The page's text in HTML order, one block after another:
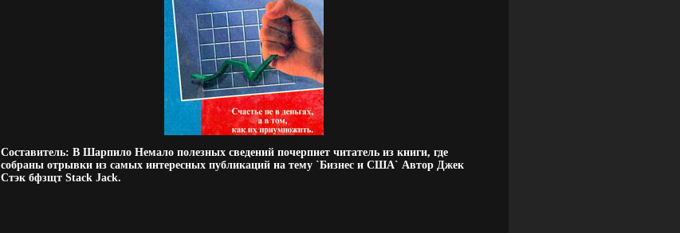
Составитель: В Шарпило Немало полезных сведений почерпнет читатель из книги, где
собраны отрывки из самых интересных публикаций на тему `Бизнес и США` Автор Джек
Стэк бфзщт Stack Jack.